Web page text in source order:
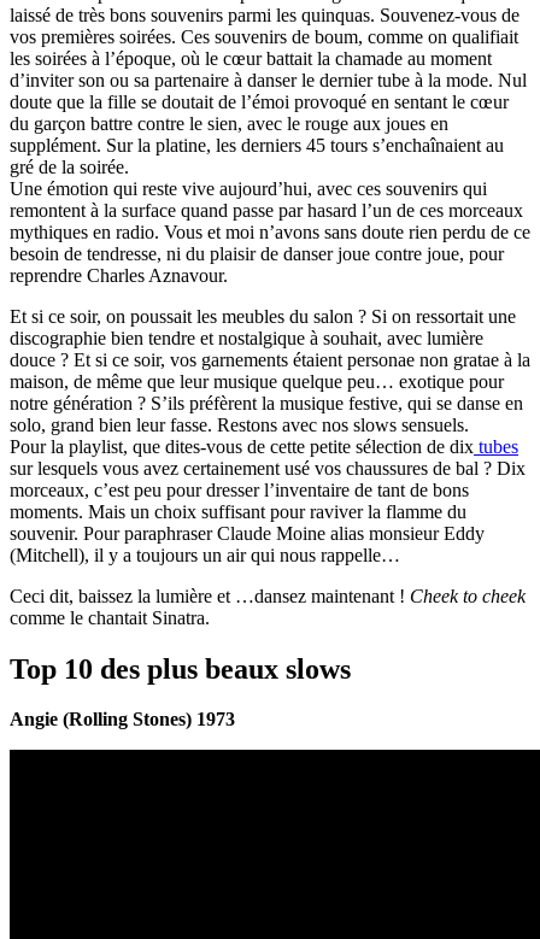
laissé de très bons souvenirs parmi les quinquas. Souvenez-vous de
vos premières soirées. Ces souvenirs de boum, comme on qualifiait
les soirées à l’époque, où le cœur battait la chamade au moment
d’inviter son ou sa partenaire à danser le dernier tube à la mode. Nul
doute que la fille se doutait de l’émoi provoqué en sentant le cœur
du garçon battre contre le sien, avec le rouge aux joues en
supplément. Sur la platine, les derniers 45 tours s’enchaînaient au
gré de la soirée.
Une émotion qui reste vive aujourd’hui, avec ces souvenirs qui
remontent à la surface quand passe par hasard l’un de ces morceaux
mythiques en radio. Vous et moi n’avons sans doute rien perdu de ce
besoin de tendresse, ni du plaisir de danser joue contre joue, pour
reprendre Charles Aznavour.
Et si ce soir, on poussait les meubles du salon ? Si on ressortait une
discographie bien tendre et nostalgique à souhait, avec lumière
douce ? Et si ce soir, vos garnements étaient personae non gratae à la
maison, de même que leur musique quelque peu… exotique pour
notre génération ? S’ils préfèrent la musique festive, qui se danse en
solo, grand bien leur fasse. Restons avec nos slows sensuels.
Pour la playlist, que dites-vous de cette petite sélection de dix tubes
sur lesquels vous avez certainement usé vos chaussures de bal ? Dix
morceaux, c’est peu pour dresser l’inventaire de tant de bons
moments. Mais un choix suffisant pour raviver la flamme du
souvenir. Pour paraphraser Claude Moine alias monsieur Eddy
(Mitchell), il y a toujours un air qui nous rappelle…
Ceci dit, baissez la lumière et …dansez maintenant ! Cheek to cheek
comme le chantait Sinatra.
Top 10 des plus beaux slows
Angie (Rolling Stones) 1973